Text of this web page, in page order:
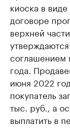
киоска в
договоре
верхней
соглашением
года.
июня 2022
покупатель
тыс. руб., а
выплатить в